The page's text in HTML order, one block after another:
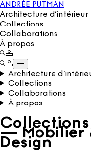
ANDRÉE PUTMAN
Architecture d’intérieur
Collections
Collaborations
À propos
Architecture
Collections
Collaborations
À propos
Collections
— Mobilier
Design